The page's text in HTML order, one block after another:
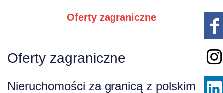
Oferty zagraniczne
Oferty zagraniczne
Nieruchomości za granicą z polskim